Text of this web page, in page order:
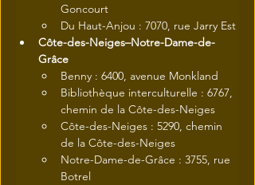
Goncourt
Du Haut-Anjou : 7070, rue Jarry Est
Côte-des-Neiges–Notre-Dame-de-
Grâce
Benny : 6400, avenue Monkland
Bibliothèque interculturelle : 6767,
chemin de la Côte-des-Neiges
Côte-des-Neiges : 5290, chemin
de la Côte-des-Neiges
Notre-Dame-de-Grâce : 3755, rue
Botrel